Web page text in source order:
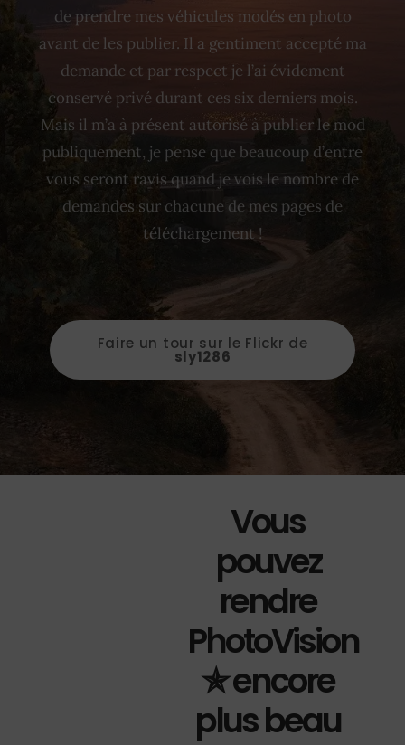
de prendre mes véhicules modés en photo
avant de les publier. Il a gentiment accepté ma
demande et par respect je l’ai évidement
conservé privé durant ces six derniers mois.
Mais il m’a à présent autorisé à publier le mod
publiquement, je pense que beaucoup d’entre
vous seront ravis quand je vois le nombre de
demandes sur chacune de mes pages de
téléchargement !
Faire un tour sur le Flickr de
sly1286
Vous
pouvez
rendre
PhotoVision
✯ encore
plus beau